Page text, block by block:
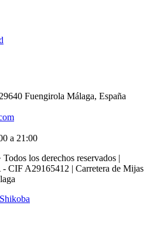
Fuengirola Málaga, España
a 21:00
los derechos reservados |
CIF A29165412 | Carretera de Mijas
Shikoba